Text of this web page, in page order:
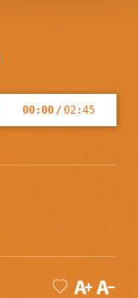
00:00 /02:45